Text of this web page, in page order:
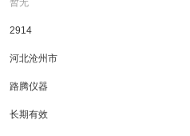
暂无
2914
河北沧州市
路腾仪器
长期有效